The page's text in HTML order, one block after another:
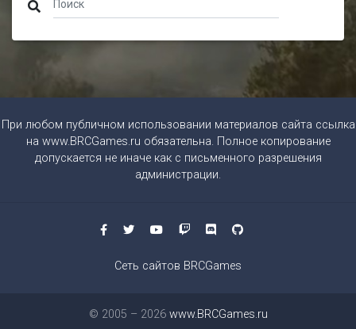
При любом публичном использовании материалов сайта ссылка
на www.BRCGames.ru обязательна. Полное копирование
допускается не иначе как с письменного разрешения
администрации.
Сеть сайтов BRCGames
© 2005 – 2026 www.BRCGames.ru